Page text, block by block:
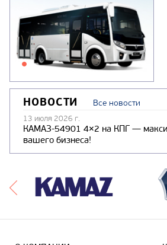
НОВОСТИ Все новости
13 июля 2026 г.
КАМАЗ-54901 4×2 на КПГ —
вашего бизнеса!